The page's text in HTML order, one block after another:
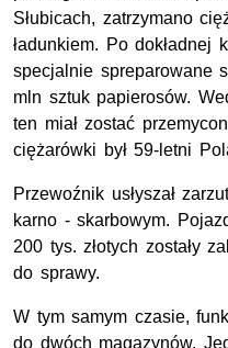
Słubicach, zatrzymano
ładunkiem. Po dokładnej
specjalnie spreparowane
mln sztuk papierosów.
ten miał zostać
ciężarówki był 59-letni
Przewoźnik usłyszał
karno - skarbowym.
200 tys. złotych zostały
do sprawy.
W tym samym czasie,
do dwóch magazynów.